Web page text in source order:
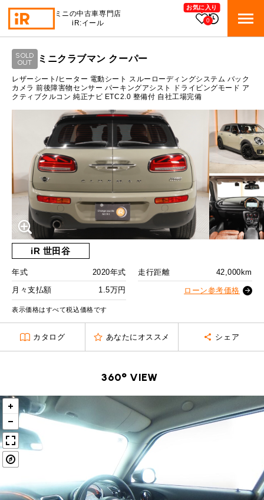
ミニの中古車専門店
iR:イール
お気に入り
0
BMW MINI BMWミニ 在庫検索
ROVER MINI ローバーミニ 在庫検索
TRADE 買取
TOP
iRの買取が他社よりも高い理由
売却手順
必要書類
iRで愛車を売却されたお客様の声
BMWミニ買取査定依頼
ローバーミニ買取査定依頼
MAINTENANCE メンテナンス
TOP
BMWミニ メンテナンス
ローバーミニ メンテナンス
最近の修理実績
BLOG & MEDIA ブログ＆メディア
TOP
スタッフブログ
User's Voice 購入者様の声
Movie
MINI KNOWLEDGE ミニナレッジ
BMWミニナレッジ
ローバーミニナレッジ
ABOUT iR iRについて
会社概要
MAP
RECRUIT 採用情報
工場
BMW MINIサービス工場 ROVER MINIサービス工場
TEL
買取
購入相談
営業時間
10:00～18:00
定休日
月曜日（祝日の場合は火曜日）
月々支払額
総支払額 364.7 万円
50 万円
支払回数 84 回
ボーナス支払回数/年
内訳
1回目
2回目以降 22,400 円
ボーナス月追加額 円
残価ローンの場合
総支払額 379.3 万円
頭金 50 万円
残価
支払回数
ボーナス支払回数/年
SOLD
OUT
ミニクラブマン クーパー
レザーシート/ヒーター 電動シート スルーローディングシステム バック
カメラ 前後障害物センサー パーキングアシスト ドライビングモード ア
クティブクルコン 純正ナビ ETC2.0 整備付 自社工場完備
iR 世田谷
年式 2020年式 走行距離
42,000km
月々支払額
1.5万円 ローン参考価格
表示価格はすべて税込価格です
カタログ あなたにオススメ シェア
360° VIEW